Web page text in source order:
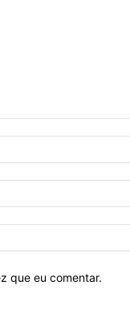
que eu comentar.